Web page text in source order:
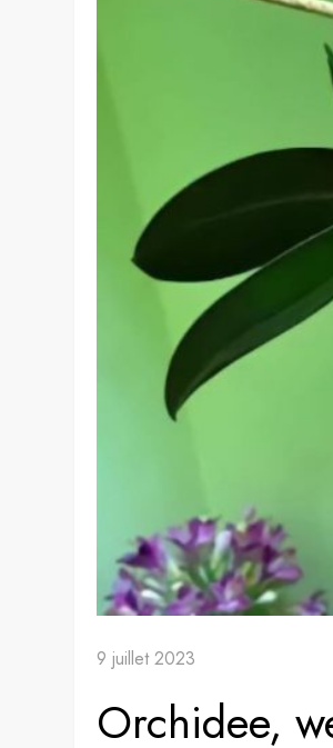
9 juillet 2023
Orchidee,